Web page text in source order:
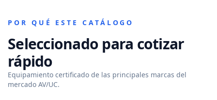
POR QUÉ ESTE CATÁLOGO
Seleccionado para cotizar
rápido
Equipamiento certificado de las principales marcas del
mercado AV/UC.